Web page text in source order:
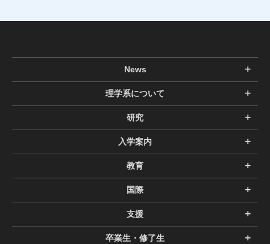
News
理学系について
研究
入学案内
教育
国際
支援
卒業生・修了生